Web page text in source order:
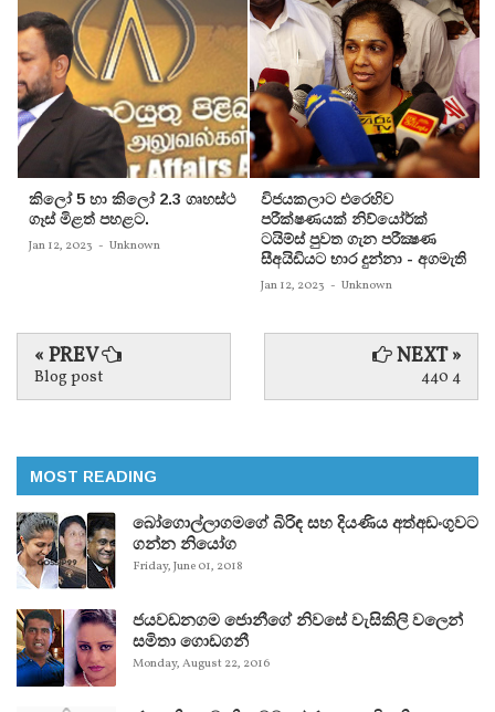
කිලෝ 5 හා කිලෝ 2.3 ගෘහස්ථ
ගෑස් මිළත් පහළට.
Jan 12, 2023 - Unknown
විජයකලාට එරෙහිව
පරීක්‌ෂණයක්‌ නිව්යෝර්ක්‌
ටයිම්ස්‌ පුවත ගැන පරීක්‍ෂණ
සීඅයිඩියට භාර දුන්නා - අගමැති
Jan 12, 2023 - Unknown
« PREV
Blog post
NEXT »
440 4
MOST READING
බෝගොල්ලාගමගේ බිරිඳ සහ දියණිය අත්අඩංගුවට
ගන්න නියෝග
Friday, June 01, 2018
ජයවඩනගම ජොනීගේ නිවසේ වැසිකිලි වලෙන්
සමිතා ගොඩගනී
Monday, August 22, 2016